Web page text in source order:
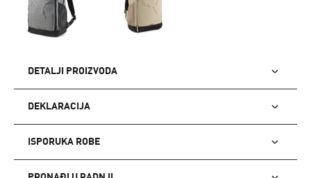
DETALJI PROIZVODA
DEKLARACIJA
ISPORUKA ROBE